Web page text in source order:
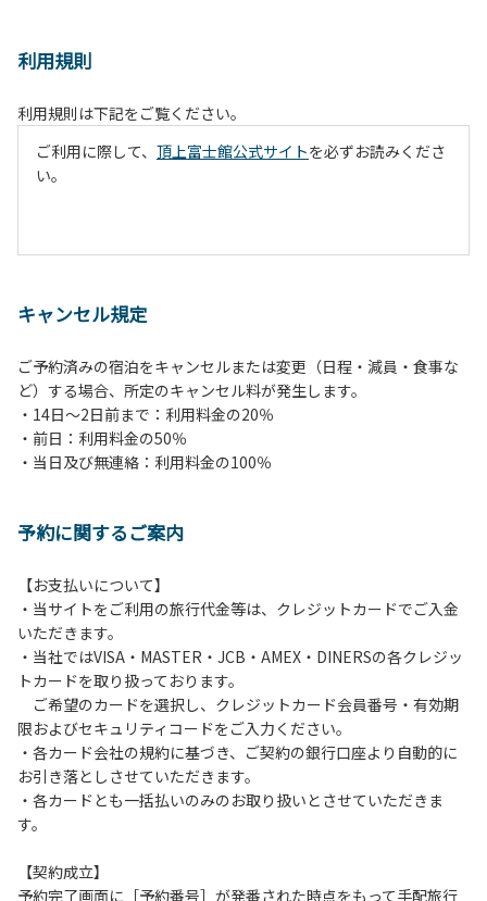
利用規則
利用規則は下記をご覧ください。
ご利用に際して、 頂上富士館公式サイトを必ずお読みくださ
い。
キャンセル規定
ご予約済みの宿泊をキャンセルまたは変更（日程・減員・食事な
ど）する場合、所定のキャンセル料が発生します。
・14日～2日前まで：利用料金の20％
・前日：利用料金の50％
・当日及び無連絡：利用料金の100％
予約に関するご案内
【お支払いについて】
・当サイトをご利用の旅行代金等は、クレジットカードでご入金
いただきます。
・当社ではVISA・MASTER・JCB・AMEX・DINERSの各クレジッ
トカードを取り扱っております。
ご希望のカードを選択し、クレジットカード会員番号・有効期
限およびセキュリティコードをご入力ください。
・各カード会社の規約に基づき、ご契約の銀行口座より自動的に
お引き落としさせていただきます。
・各カードとも一括払いのみのお取り扱いとさせていただきま
す。
【契約成立】
予約完了画面に［予約番号］が発番された時点をもって手配旅行